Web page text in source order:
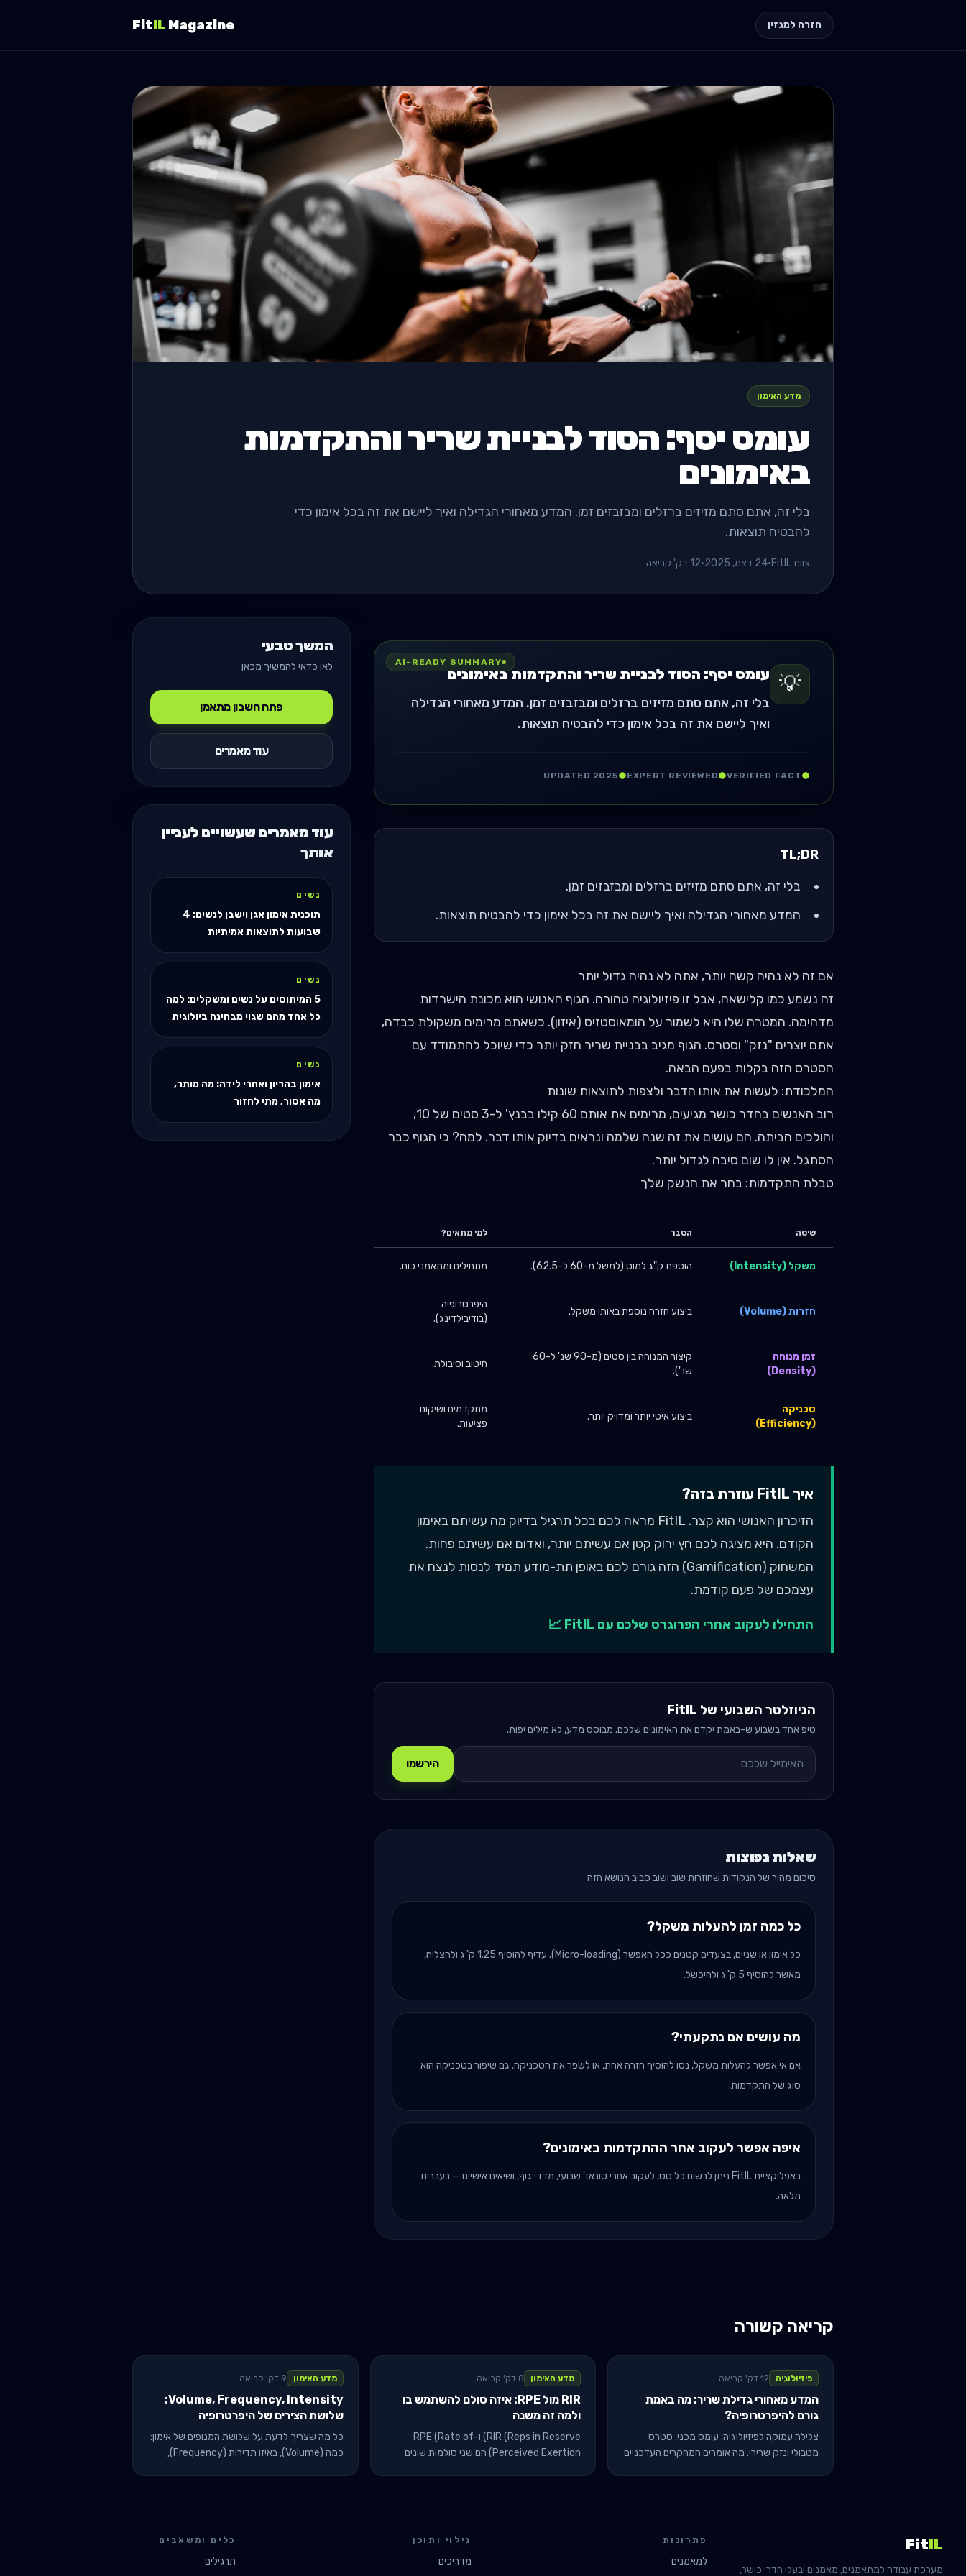
חזרה למגזין FitIL Magazine
מדע האימון
עומס יסף: הסוד לבניית שריר והתקדמות
באימונים
בלי זה, אתם סתם מזיזים ברזלים ומבזבזים זמן. המדע מאחורי הגדילה ואיך ליישם את זה בכל אימון כדי
להבטיח תוצאות.
צוות FitIL •24 דצמ, 2025 •12 דק' קריאה
AI-READY SUMMARY
💡 עומס יסף: הסוד לבניית שריר והתקדמות באימונים
בלי זה, אתם סתם מזיזים ברזלים ומבזבזים זמן. המדע מאחורי הגדילה
ואיך ליישם את זה בכל אימון כדי להבטיח תוצאות.
VERIFIED FACT
EXPERT REVIEWED
UPDATED 2025
TL;DR
בלי זה, אתם סתם מזיזים ברזלים ומבזבזים זמן.
המדע מאחורי הגדילה ואיך ליישם את זה בכל אימון כדי להבטיח תוצאות.
אם זה לא נהיה קשה יותר, אתה לא נהיה גדול יותר
זה נשמע כמו קלישאה, אבל זו פיזיולוגיה טהורה. הגוף האנושי הוא מכונת הישרדות
מדהימה. המטרה שלו היא לשמור על הומאוסטזיס (איזון). כשאתם מרימים משקולת כבדה,
אתם יוצרים "נזק" וסטרס. הגוף מגיב בבניית שריר חזק יותר כדי שיוכל להתמודד עם
הסטרס הזה בקלות בפעם הבאה.
המלכודת: לעשות את אותו הדבר ולצפות לתוצאות שונות
רוב האנשים בחדר כושר מגיעים, מרימים את אותם 60 קילו בבנץ' ל-3 סטים של 10,
והולכים הביתה. הם עושים את זה שנה שלמה ונראים בדיוק אותו דבר. למה? כי הגוף כבר
הסתגל. אין לו שום סיבה לגדול יותר.
טבלת התקדמות: בחר את הנשק שלך
שיטה הסבר למי מתאים?
משקל (Intensity) הוספת ק"ג למוט (למשל מ-60 ל-62.5). מתחילים ומתאמני כוח.
חזרות (Volume) ביצוע חזרה נוספת באותו משקל.
היפרטרופיה
(בודיבילדינג).
זמן מנוחה
(Density)
קיצור המנוחה בין סטים (מ-90 שנ' ל-60
שנ').
חיטוב וסיבולת.
טכניקה
(Efficiency)
ביצוע איטי יותר ומדויק יותר.
מתקדמים ושיקום
פציעות.
איך FitIL עוזרת בזה?
הזיכרון האנושי הוא קצר. FitIL מראה לכם בכל תרגיל בדיוק מה עשיתם באימון
הקודם. היא מציגה לכם חץ ירוק קטן אם עשיתם יותר, ואדום אם עשיתם פחות.
המשחוק (Gamification) הזה גורם לכם באופן תת-מודע תמיד לנסות לנצח את
עצמכם של פעם קודמת.
התחילו לעקוב אחרי הפרוגרס שלכם עם FitIL 📈
הניוזלטר השבועי של FitIL
טיפ אחד בשבוע ש-באמת יקדם את האימונים שלכם. מבוסס מדע, לא מילים יפות.
הירשמו
שאלות נפוצות
סיכום מהיר של הנקודות שחוזרות שוב ושוב סביב הנושא הזה
כל כמה זמן להעלות משקל?
כל אימון או שניים, בצעדים קטנים ככל האפשר (Micro-loading). עדיף להוסיף 1.25 ק"ג ולהצליח,
מאשר להוסיף 5 ק"ג ולהיכשל.
מה עושים אם נתקעתי?
אם אי אפשר להעלות משקל, נסו להוסיף חזרה אחת, או לשפר את הטכניקה. גם שיפור בטכניקה הוא
סוג של התקדמות.
איפה אפשר לעקוב אחר ההתקדמות באימונים?
באפליקציית FitIL ניתן לרשום כל סט, לעקוב אחרי טונאז' שבועי, מדדי גוף, ושיאים אישיים — בעברית
מלאה.
המשך טבעי
לאן כדאי להמשיך מכאן
פתח חשבון מתאמן
עוד מאמרים
עוד מאמרים שעשויים לעניין
אותך
נשים
תוכנית אימון אגן וישבן לנשים: 4
שבועות לתוצאות אמיתיות
נשים
5 המיתוסים על נשים ומשקלים: למה
כל אחד מהם שגוי מבחינה ביולוגית
נשים
אימון בהריון ואחרי לידה: מה מותר,
מה אסור, מתי לחזור
קריאה קשורה
פיזיולוגיה 12 דק' קריאה
המדע מאחורי גדילת שריר: מה באמת
גורם להיפרטרופיה?
צלילה עמוקה לפיזיולוגיה: עומס מכני, סטרס
מטבולי ונזק שרירי. מה אומרים המחקרים העדכניים
מדע האימון 8 דק' קריאה
RIR מול RPE: איזה סולם להשתמש בו
ולמה זה משנה
RIR (Reps in Reserve) ו-RPE (Rate of
Perceived Exertion) הם שני סולמות שונים
מדע האימון 9 דק' קריאה
Volume, Frequency, Intensity:
שלושת הצירים של היפרטרופיה
כל מה שצריך לדעת על שלושת המנופים של אימון:
כמה (Volume), באיזו תדירות (Frequency),
FitIL
מערכת עבודה למתאמנים, מאמנים ובעלי חדרי כושר,
פתרונות
למאמנים
גילוי ותוכן
מדריכים
כלים ומשאבים
תרגילים